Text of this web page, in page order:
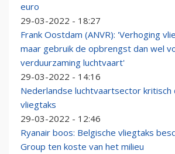
euro
29-03-2022 - 18:27
Frank Oostdam (ANVR): 'Verhoging
maar gebruik de opbrengst dan wel
verduurzaming luchtvaart'
29-03-2022 - 14:16
Nederlandse luchtvaartsector kritisch
vliegtaks
29-03-2022 - 12:46
Ryanair boos: Belgische vliegtaks
Group ten koste van het milieu